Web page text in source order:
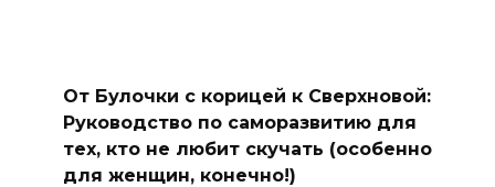
От Булочки с корицей к Сверхновой:
Руководство по саморазвитию для
тех, кто не любит скучать (особенно
для женщин, конечно!)